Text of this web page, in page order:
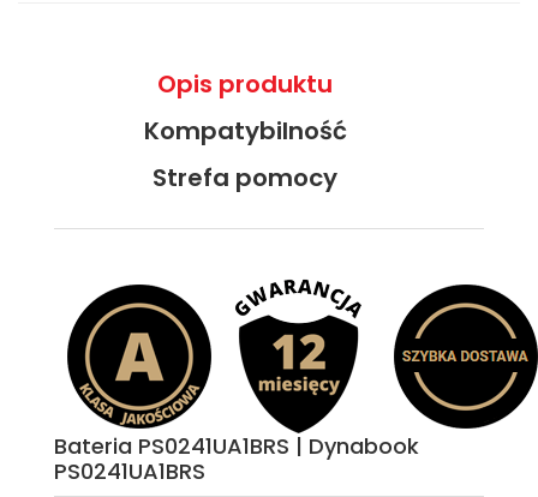
Opis produktu
Kompatybilność
Strefa pomocy
Bateria PS0241UA1BRS | Dynabook
PS0241UA1BRS